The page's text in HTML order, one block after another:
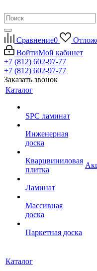
Сравнение0
ВойтиМой кабинет
+7 (812) 602-97-77
+7 (812) 602-97-77
Заказать звонок
Каталог
SPC ламинат
Инженерная
доска
Кварцвиниловая
плитка
Ламинат
Массивная
доска
Паркетная доска
Каталог